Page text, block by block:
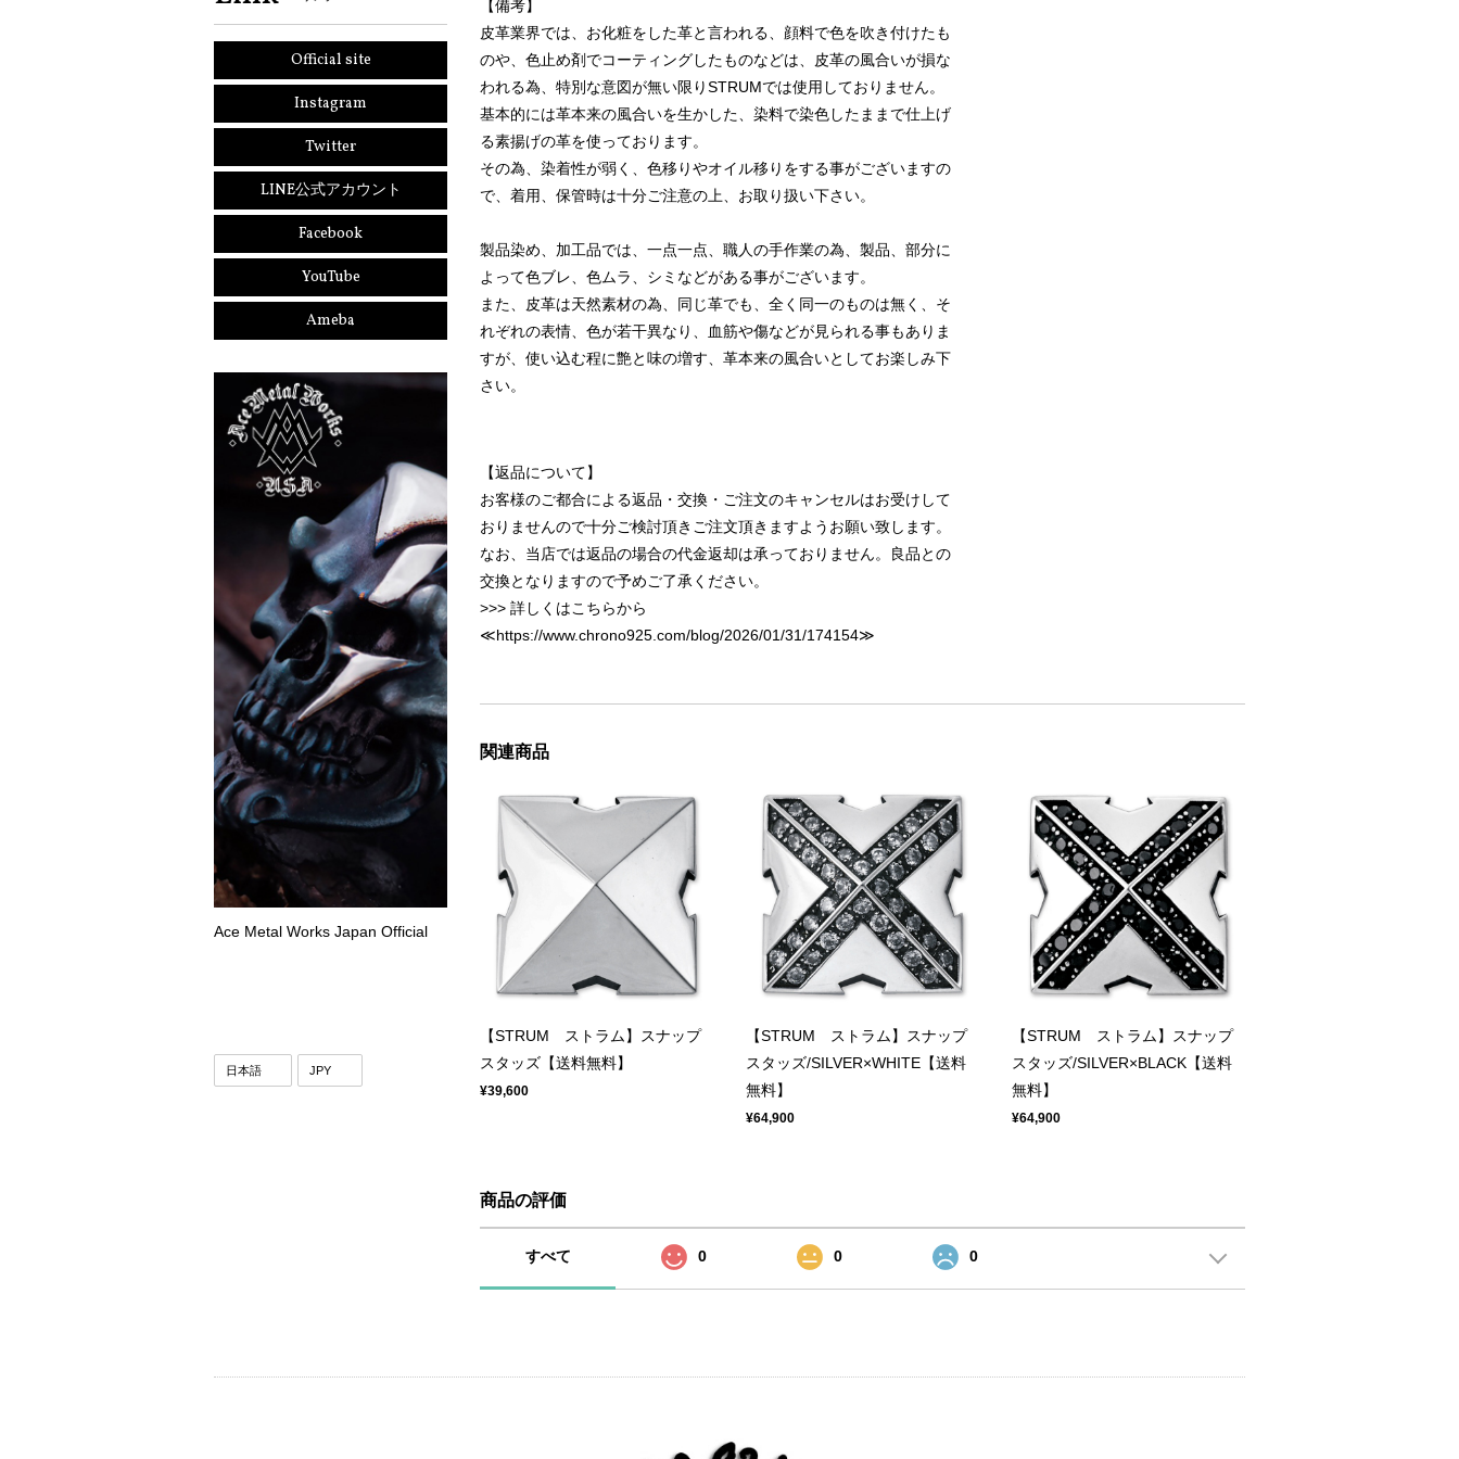
【備考】
皮革業界では、お化粧をした革と言われる、顔料で色を吹き付けたも
のや、色止め剤でコーティングしたものなどは、皮革の風合いが損な
われる為、特別な意図が無い限りSTRUMでは使用しておりません。
基本的には革本来の風合いを生かした、染料で染色したままで仕上げ
る素揚げの革を使っております。
その為、染着性が弱く、色移りやオイル移りをする事がございますの
で、着用、保管時は十分ご注意の上、お取り扱い下さい。
製品染め、加工品では、一点一点、職人の手作業の為、製品、部分に
よって色ブレ、色ムラ、シミなどがある事がございます。
また、皮革は天然素材の為、同じ革でも、全く同一のものは無く、そ
れぞれの表情、色が若干異なり、血筋や傷などが見られる事もありま
すが、使い込む程に艶と味の増す、革本来の風合いとしてお楽しみ下
さい。
【返品について】
お客様のご都合による返品・交換・ご注文のキャンセルはお受けして
おりませんので十分ご検討頂きご注文頂きますようお願い致します。
なお、当店では返品の場合の代金返却は承っておりません。良品との
交換となりますので予めご了承ください。
>>> 詳しくはこちらから
≪https://www.chrono925.com/blog/2026/01/31/174154≫
関連商品
【STRUM ストラム】スナップ
スタッズ【送料無料】
¥39,600
【STRUM ストラム】スナップ
スタッズ/SILVER×WHITE【送料
無料】
¥64,900
【STRUM ストラム】スナップ
スタッズ/SILVER×BLACK【送料
無料】
¥64,900
商品の評価
すべて 0 0 0
Official site
Instagram
Twitter
LINE公式アカウント
Facebook
YouTube
Ameba
Ace Metal Works Japan Official